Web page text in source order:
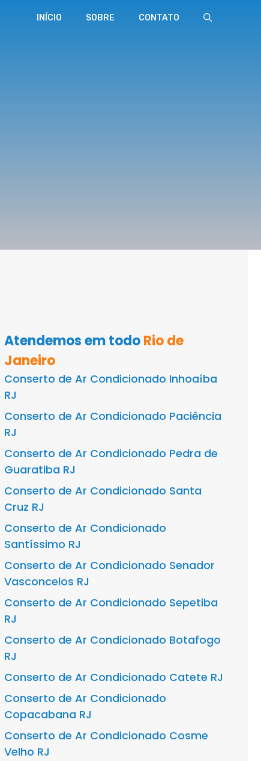
INÍCIO SOBRE CONTATO
Atendemos em todoRio de
Janeiro
Conserto de Ar Condicionado Inhoaíba
RJ
Conserto de Ar Condicionado Paciência
RJ
Conserto de Ar Condicionado Pedra de
Guaratiba RJ
Conserto de Ar Condicionado Santa
Cruz RJ
Conserto de Ar Condicionado
Santíssimo RJ
Conserto de Ar Condicionado Senador
Vasconcelos RJ
Conserto de Ar Condicionado Sepetiba
RJ
Conserto de Ar Condicionado Botafogo
RJ
Conserto de Ar Condicionado Catete RJ
Conserto de Ar Condicionado
Copacabana RJ
Conserto de Ar Condicionado Cosme
Velho RJ